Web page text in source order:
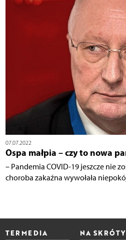
07.07.2022
Ospa małpia – czy to nowa
– Pandemia COVID-19 jeszcze nie
choroba zakaźna wywołała
TERMEDIA NA SKRÓTY